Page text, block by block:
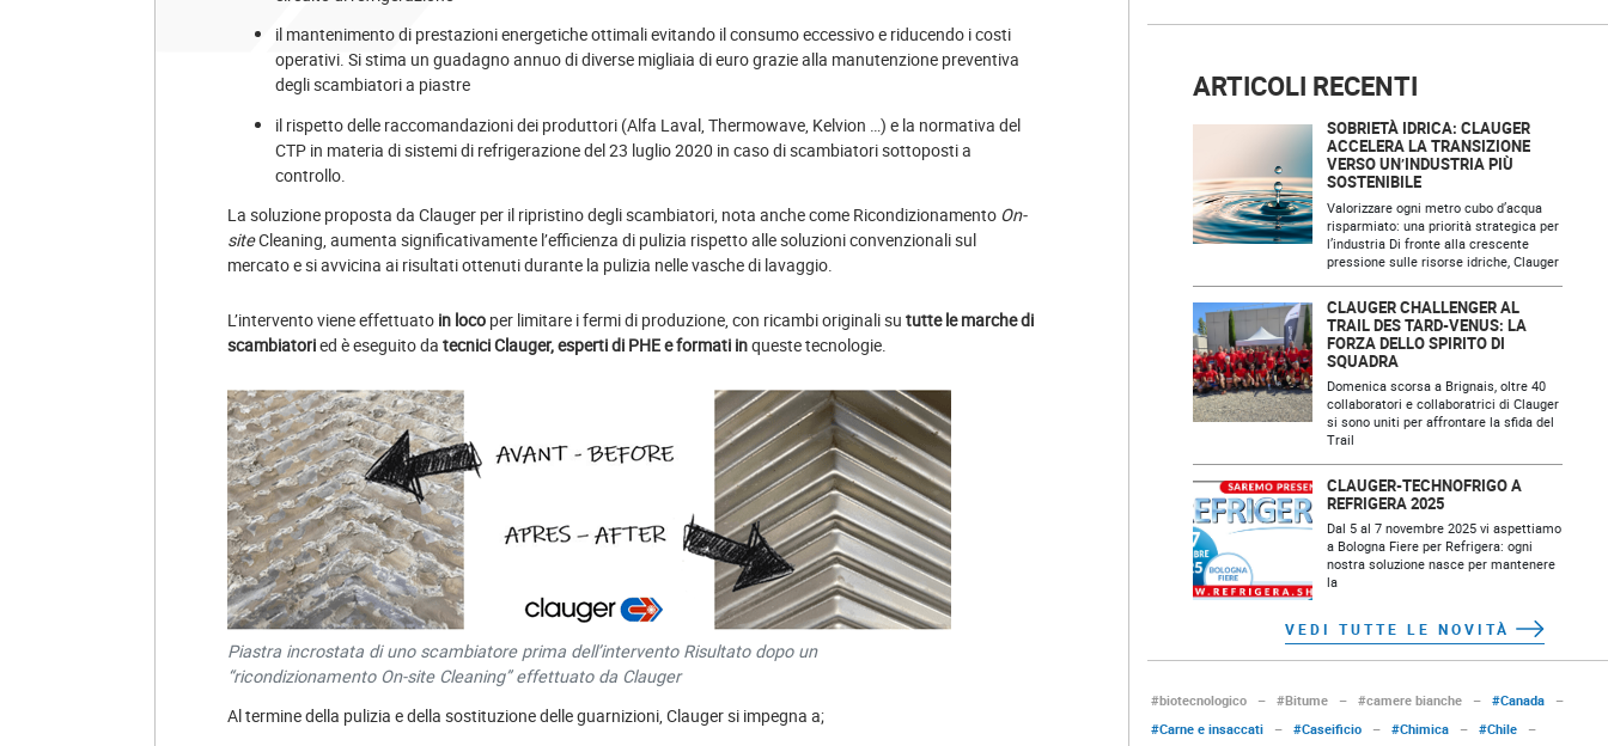
il mantenimento di prestazioni energetiche ottimali evitando il consumo eccessivo e riducendo i costi
operativi. Si stima un guadagno annuo di diverse migliaia di euro grazie alla manutenzione preventiva
degli scambiatori a piastre
il rispetto delle raccomandazioni dei produttori (Alfa Laval, Thermowave, Kelvion …) e la normativa del
CTP in materia di sistemi di refrigerazione del 23 luglio 2020 in caso di scambiatori sottoposti a
controllo.
La soluzione proposta da Clauger per il ripristino degli scambiatori, nota anche come Ricondizionamento On-
siteCleaning, aumenta significativamente l’efficienza di pulizia rispetto alle soluzioni convenzionali sul
mercato e si avvicina ai risultati ottenuti durante la pulizia nelle vasche di lavaggio.
L’intervento viene effettuato in loco per limitare i fermi di produzione, con ricambi originali su tutte le marche di
scambiatoried è eseguito da tecnici Clauger, esperti di PHE e formati inqueste tecnologie.
Piastra incrostata di uno scambiatore prima dell’intervento Risultato dopo un
“ricondizionamento On-site Cleaning” effettuato da Clauger
Al termine della pulizia e della sostituzione delle guarnizioni, Clauger si impegna a;
ARTICOLI RECENTI
SOBRIETÀ IDRICA: CLAUGER
ACCELERA LA TRANSIZIONE
VERSO UN’INDUSTRIA PIÙ
SOSTENIBILE
Valorizzare ogni metro cubo d’acqua
risparmiato: una priorità strategica per
l’industria Di fronte alla crescente
pressione sulle risorse idriche, Clauger
CLAUGER CHALLENGER AL
TRAIL DES TARD-VENUS: LA
FORZA DELLO SPIRITO DI
SQUADRA
Domenica scorsa a Brignais, oltre 40
collaboratori e collaboratrici di Clauger
si sono uniti per affrontare la sfida del
Trail
CLAUGER-TECHNOFRIGO A
REFRIGERA 2025
Dal 5 al 7 novembre 2025 vi aspettiamo
a Bologna Fiere per Refrigera: ogni
nostra soluzione nasce per mantenere
la
VEDI TUTTE LE NOVITÀ
#biotecnologico – #Bitume – #camere bianche – #Canada
–
#Carne e insaccati
– #Caseificio – #Chimica – #Chile
–